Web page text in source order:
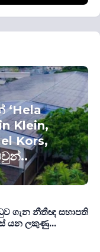
Klein,
Kors,
ගැන නීතීඥ සභාපති
යන ලකුණු...